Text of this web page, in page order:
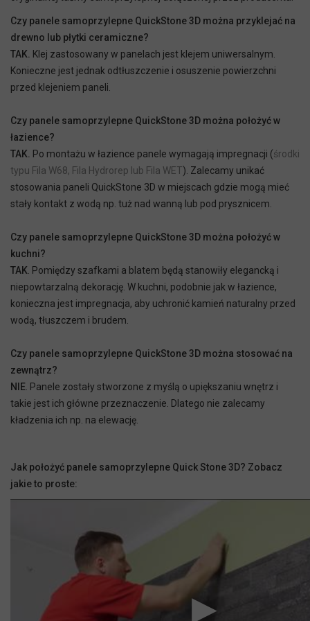
Czy panele samoprzylepne QuickStone 3D można przyklejać na
drewno lub płytki ceramiczne?
TAK.
Klej zastosowany w panelach jest klejem uniwersalnym.
Konieczne jest jednak odtłuszczenie i osuszenie powierzchni
przed klejeniem paneli.
Czy panele samoprzylepne QuickStone 3D można położyć w
łazience?
TAK.
Po montażu w łazience panele wymagają impregnacji (środki
typu Fila W68, Fila Hydrorep lub Fila WET). Zalecamy unikać
stosowania paneli QuickStone 3D w miejscach gdzie mogą mieć
stały kontakt z wodą np. tuż nad wanną lub pod prysznicem.
Czy panele samoprzylepne QuickStone 3D można położyć w
kuchni?
TAK . Pomiędzy szafkami a blatem będą stanowiły elegancką i
niepowtarzalną dekorację. W kuchni, podobnie jak w łazience,
konieczna jest impregnacja, aby uchronić kamień naturalny przed
wodą, tłuszczem i brudem.
Czy panele samoprzylepne QuickStone 3D można stosować na
zewnątrz?
NIE . Panele zostały stworzone z myślą o upiększaniu wnętrz i
takie jest ich główne przeznaczenie. Dlatego nie zalecamy
kładzenia ich np. na elewację.
Jak położyć panele samoprzylepne Quick Stone 3D? Zobacz
jakie to proste: